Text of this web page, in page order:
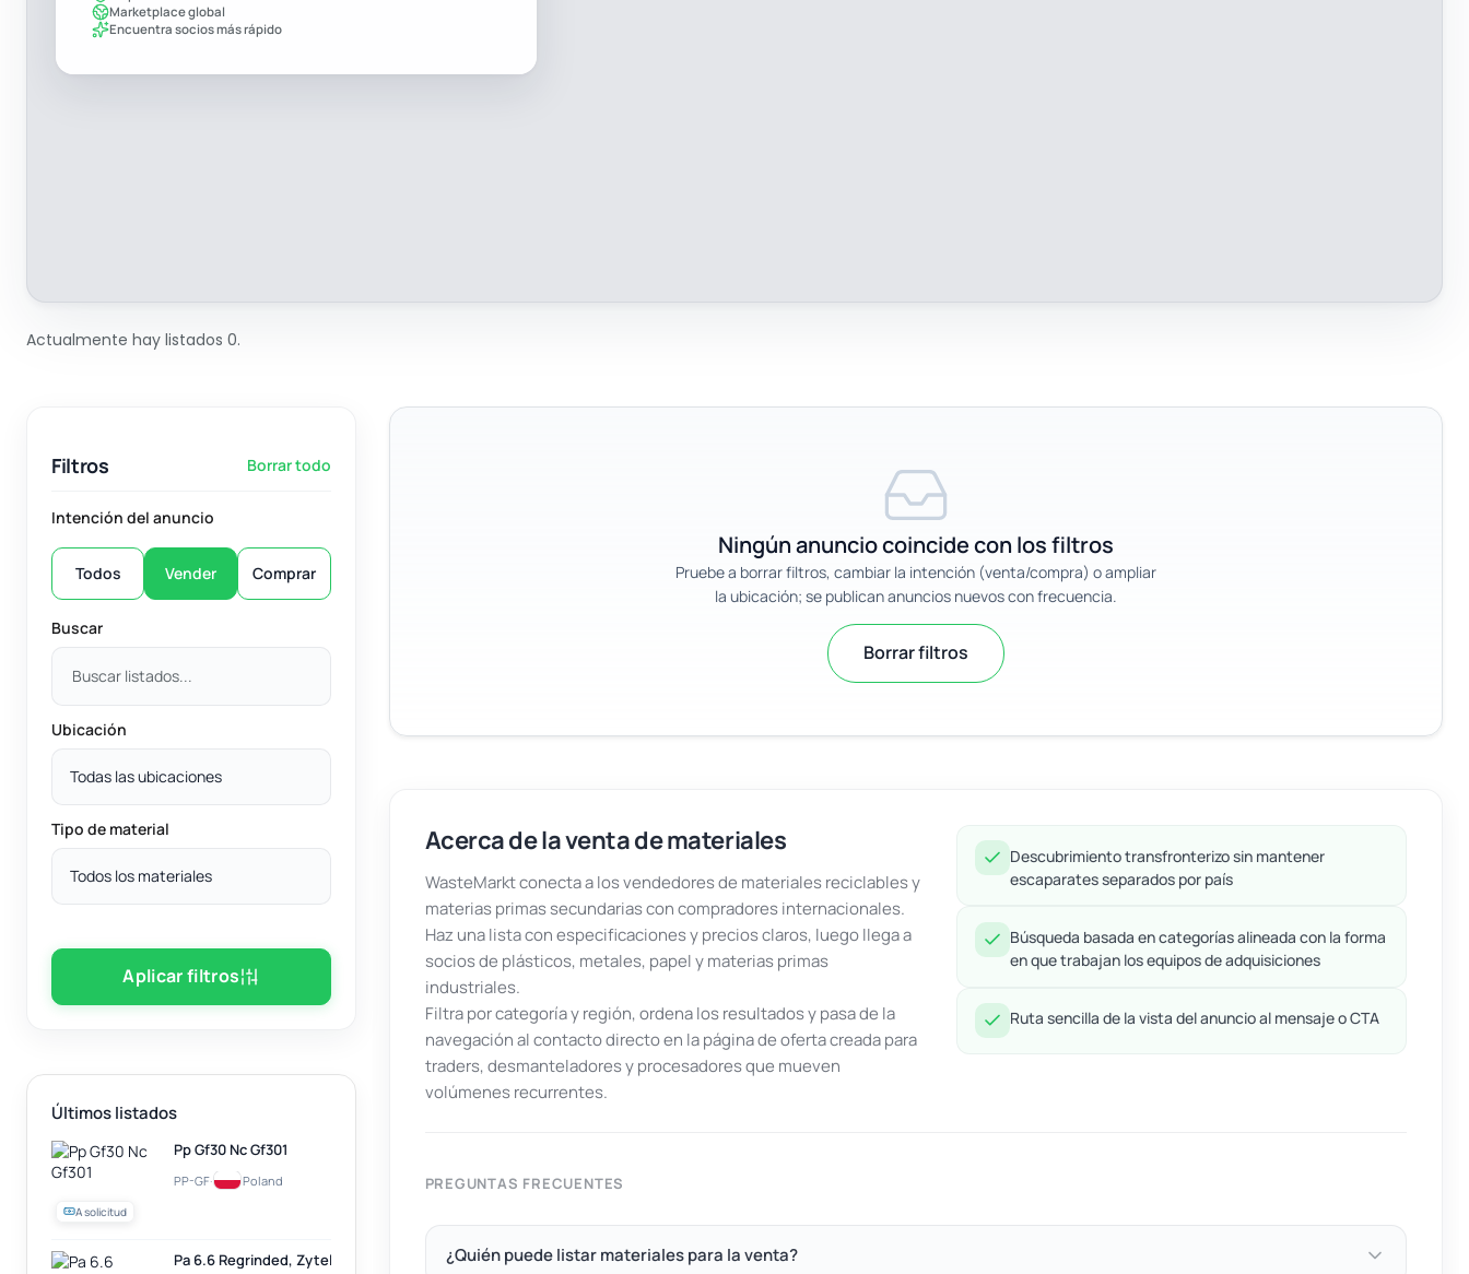
Marketplace global
Encuentra socios más rápido
Actualmente hay listados 0.
Filtros Borrar todo
Intención del anuncio
Todos Vender Comprar
Buscar
Ubicación
Todas las ubicaciones
Tipo de material
Todos los materiales
Aplicar filtros
Últimos listados
A solicitud
Pp Gf30 Nc Gf301
PP-GF· Poland
Pa 6.6 Regrinded, Zytel, Natural
Ningún anuncio coincide con los filtros
Pruebe a borrar filtros, cambiar la intención (venta/compra) o ampliar
la ubicación; se publican anuncios nuevos con frecuencia.
Borrar filtros
Acerca de la venta de materiales
WasteMarkt conecta a los vendedores de materiales reciclables y
materias primas secundarias con compradores internacionales.
Haz una lista con especificaciones y precios claros, luego llega a
socios de plásticos, metales, papel y materias primas
industriales.
Filtra por categoría y región, ordena los resultados y pasa de la
navegación al contacto directo en la página de oferta creada para
traders, desmanteladores y procesadores que mueven
volúmenes recurrentes.
Descubrimiento transfronterizo sin mantener
escaparates separados por país
Búsqueda basada en categorías alineada con la forma
en que trabajan los equipos de adquisiciones
Ruta sencilla de la vista del anuncio al mensaje o CTA
PREGUNTAS FRECUENTES
¿Quién puede listar materiales para la venta?